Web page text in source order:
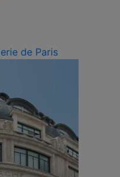
de Paris